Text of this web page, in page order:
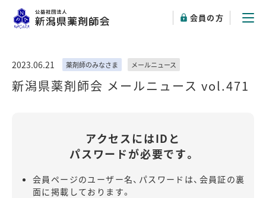
会員の方
新潟県薬剤師会 メールニュース vol.471
2023.06.21 薬剤師のみなさま メールニュース
アクセスにはIDと
パスワードが必要です。
会員ページのユーザー名、パスワードは、会員証の裏
面に掲載しております。